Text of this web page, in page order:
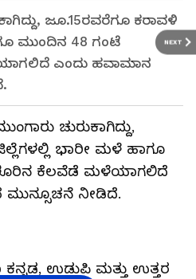
NEXT
ಜೂ.15ರವರೆಗೂ ಕರಾವಳಿ
ಮುಂದಿನ 48 ಗಂಟೆ
ಎಂದು ಹವಾಮಾನ
ಚುರುಕಾಗಿದ್ದು,
ಭಾರೀ ಮಳೆ ಹಾಗೂ
ಕೆಲವೆಡೆ ಮಳೆಯಾಗಲಿದೆ
ನೀಡಿದೆ.
ಕನ್ನಡ, ಉಡುಪಿ ಮತ್ತು ಉತ್ತರ